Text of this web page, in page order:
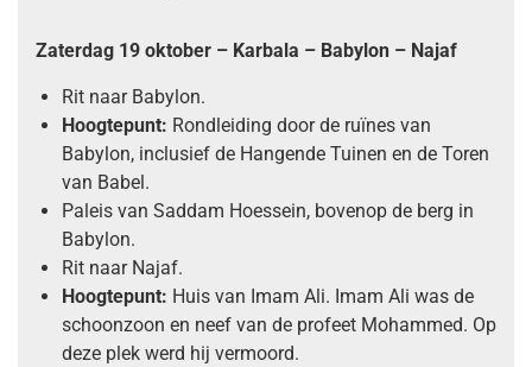
Zaterdag 19 oktober – Karbala – Babylon – Najaf
Rit naar Babylon.
Hoogtepunt: Rondleiding door de ruïnes van
Babylon, inclusief de Hangende Tuinen en de Toren
van Babel.
Paleis van Saddam Hoessein, bovenop de berg in
Babylon.
Rit naar Najaf.
Hoogtepunt: Huis van Imam Ali. Imam Ali was de
schoonzoon en neef van de profeet Mohammed. Op
deze plek werd hij vermoord.